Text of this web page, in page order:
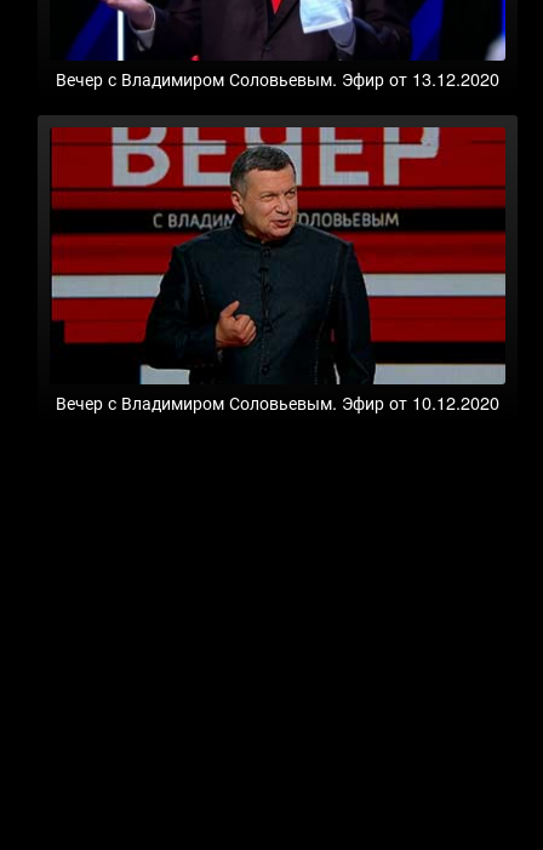
Вечер с Владимиром Соловьевым. Эфир от 13.12.2020
Вечер с Владимиром Соловьевым. Эфир от 10.12.2020